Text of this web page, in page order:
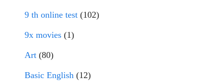
9 th online test (102)
9x movies (1)
Art (80)
Basic English (12)